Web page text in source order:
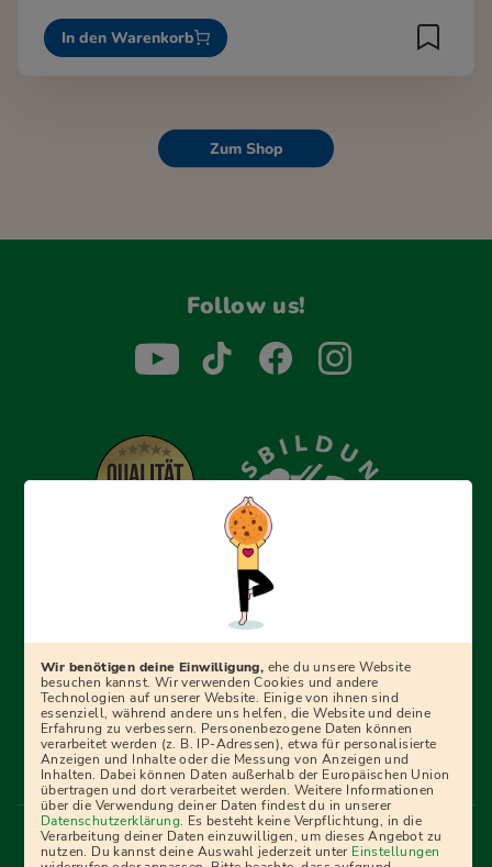
In den Warenkorb
Zum Shop
Follow us!
Erfolgreich bewerben mit Ausbildungspark: Wir
begleiten dich Schritt für Schritt bei deinem Start in den
Ratgebern und Prüfungspaketen, interaktiven
Videokursen und vielem mehr. Für alle, die was werden
wollen!
Menü Fußleiste
Impressum Bildquellen Presse
Mediadaten
Partner
AGB Datenschutz Widerrufsbelehrung
Wir benötigen deine Einwilligung, ehe du unsere Website
besuchen kannst. Wir verwenden Cookies und andere
Technologien auf unserer Website. Einige von ihnen sind
essenziell, während andere uns helfen, die Website und deine
Erfahrung zu verbessern. Personenbezogene Daten können
verarbeitet werden (z. B. IP-Adressen), etwa für personalisierte
Anzeigen und Inhalte oder die Messung von Anzeigen und
Inhalten. Dabei können Daten außerhalb der Europäischen Union
übertragen und dort verarbeitet werden. Weitere Informationen
über die Verwendung deiner Daten findest du in unserer
Datenschutzerklärung. Es besteht keine Verpflichtung, in die
Verarbeitung deiner Daten einzuwilligen, um dieses Angebot zu
nutzen. Du kannst deine Auswahl jederzeit unter Einstellungen